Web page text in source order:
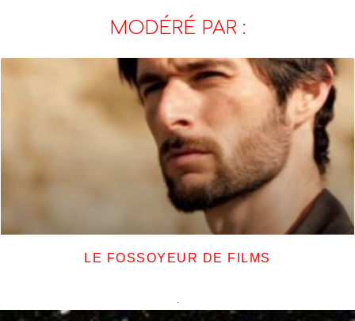
MODÉRÉ PAR :
LE FOSSOYEUR DE FILMS